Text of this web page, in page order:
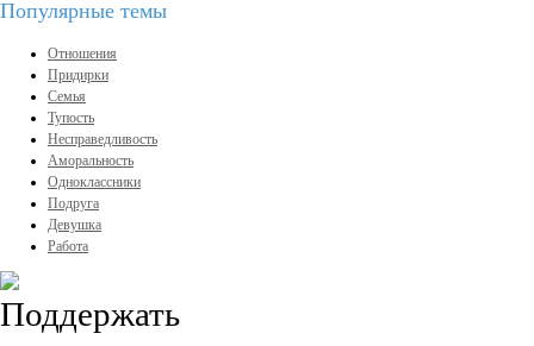
Популярные темы
Отношения
Придирки
Семья
Тупость
Несправедливость
Аморальность
Одноклассники
Подруга
Девушка
Работа